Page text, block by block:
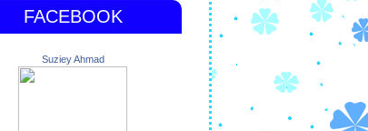
FACEBOOK
Suziey Ahmad